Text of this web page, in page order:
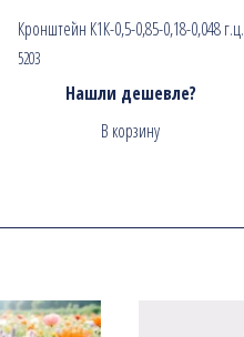
Кронштейн К1К-0,5-0,85-0,18-0,048 г.ц.
5203
Нашли дешевле?
В корзину